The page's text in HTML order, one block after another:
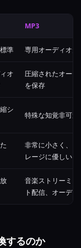
MP3
準 専用オーディオ形
オ
圧縮されたオー
を保存
シ
特殊な知覚非可
非常に小さく、
レージに優しい
音楽ストリーミ
ト配信、オーデ
するのか